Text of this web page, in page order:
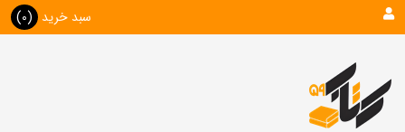
سبد خرید (0)